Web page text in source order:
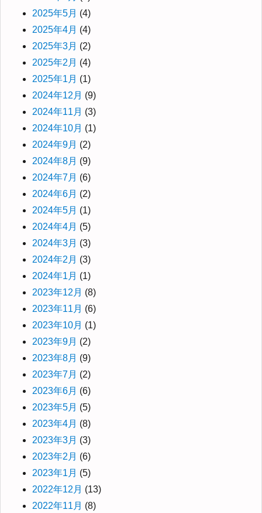
2025年5月 (4)
2025年4月 (4)
2025年3月 (2)
2025年2月 (4)
2025年1月 (1)
2024年12月 (9)
2024年11月 (3)
2024年10月 (1)
2024年9月 (2)
2024年8月 (9)
2024年7月 (6)
2024年6月 (2)
2024年5月 (1)
2024年4月 (5)
2024年3月 (3)
2024年2月 (3)
2024年1月 (1)
2023年12月 (8)
2023年11月 (6)
2023年10月 (1)
2023年9月 (2)
2023年8月 (9)
2023年7月 (2)
2023年6月 (6)
2023年5月 (5)
2023年4月 (8)
2023年3月 (3)
2023年2月 (6)
2023年1月 (5)
2022年12月 (13)
2022年11月 (8)